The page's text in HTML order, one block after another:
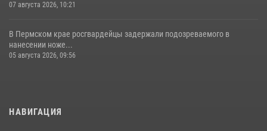
07 августа 2026, 10:21
В Пермском крае росгвардейцы задержали подозреваемого в
нанесении ноже...
05 августа 2026, 09:56
НАВИГАЦИЯ